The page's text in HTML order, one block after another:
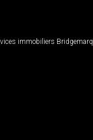
immobiliers Bridgemarq